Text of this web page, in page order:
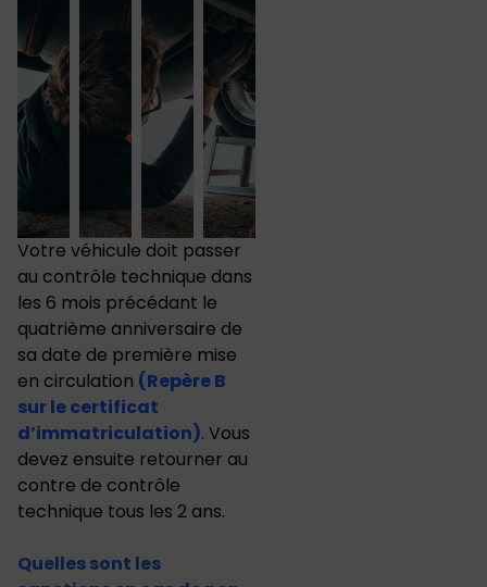
Votre véhicule doit passer
au contrôle technique dans
les 6 mois précédant le
quatrième anniversaire de
sa date de première mise
en circulation (Repère B
sur le certificat
d’immatriculation). Vous
devez ensuite retourner au
contre de contrôle
technique tous les 2 ans.
Quelles sont les